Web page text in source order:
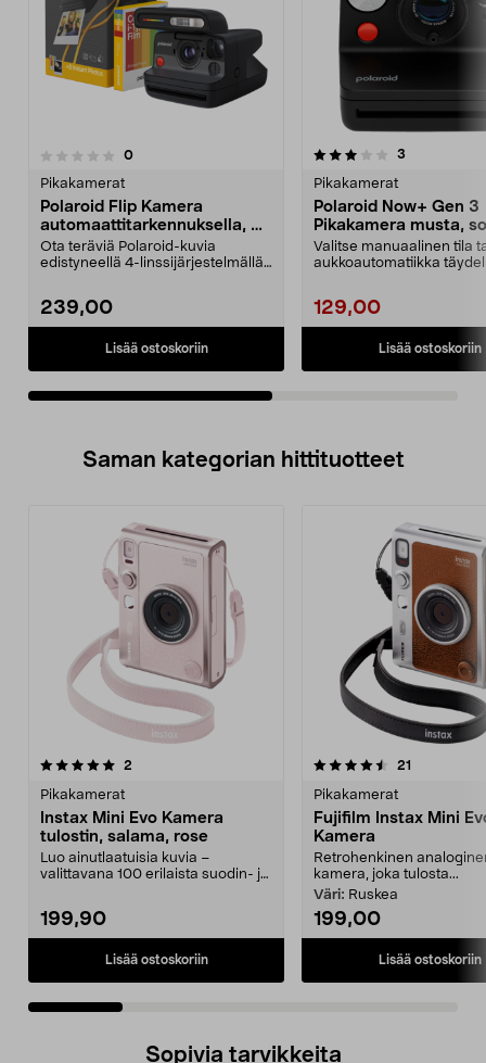
0arvostelut
Pikakamerat
Polaroid Flip Kamera
automaattitarkennuksella, 4
linssiä
Ota teräviä Polaroid-kuvia
edistyneellä 4-linssijärjestelmällä,
239,00
Lisää ostoskoriin
3.5viidestä
3
Pikakamerat
Polaroid Now+ Gen 3
Pikakamera musta,
Valitse manuaalinen tila
aukkoautomatiikka
129,00
Lisää ostoskoriin
0.0 viidestä
Saman kategorian hittituotteet
2
Pikakamerat
Instax Mini Evo Kamera
tulostin, salama, rose
Luo ainutlaatuisia kuvia –
valittavana 100 erilaista suodin- ja
199,90
Lisää ostoskoriin
4.5 viidestä
21
Pikakamerat
Fujifilm Instax Mini
Kamera
Retrohenkinen
kamera, joka tulosta...
Väri: Ruskea
199,00
Lisää ostoskoriin
4.5 viidestä
Sopivia tarvikkeita